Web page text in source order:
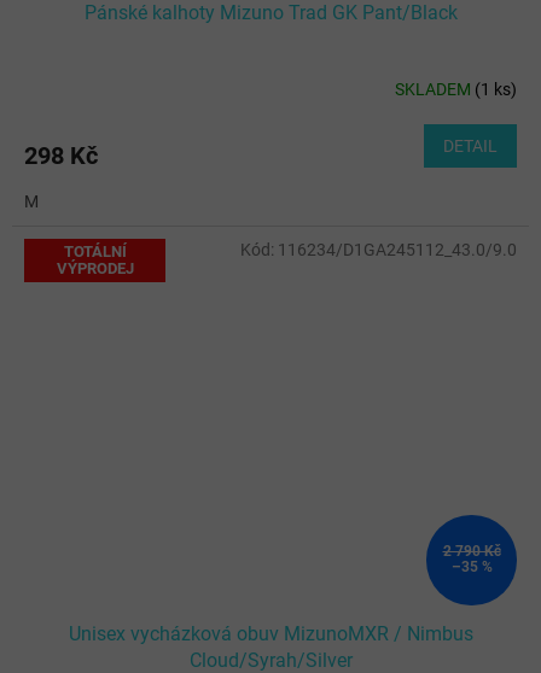
Pánské kalhoty Mizuno Trad GK Pant/Black
SKLADEM (1 ks)
298 Kč DETAIL
M
TOTÁLNÍ
VÝPRODEJ
2 790 Kč
–35 %
Unisex vycházková obuv MizunoMXR / Nimbus
Cloud/Syrah/Silver
Kód: 116234/D1GA245112_43.0/9.0